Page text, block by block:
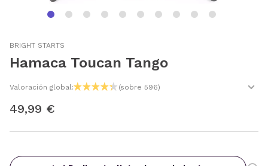
BRIGHT STARTS
Hamaca Toucan Tango
Valoración global: (sobre 596)
49,99 €